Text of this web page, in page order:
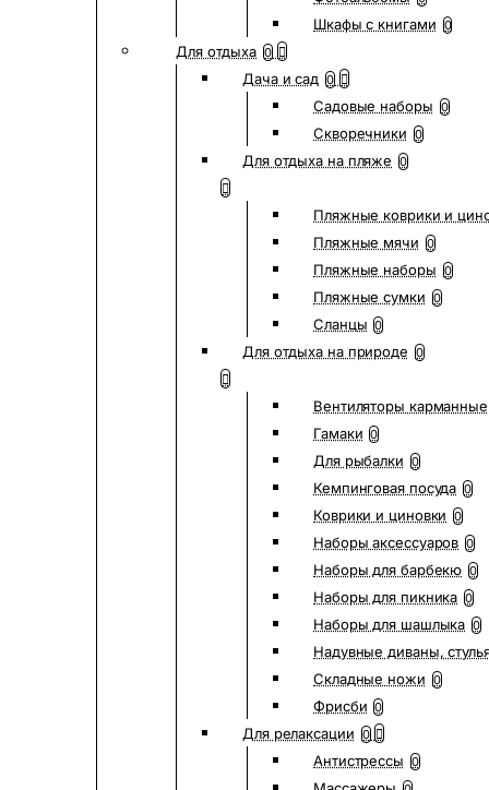
Шкафы с книгами 0
Для отдыха 0
Дача и сад 0
Садовые наборы 0
Скворечники 0
Для отдыха на пляже 0
Пляжные коврики и
Пляжные мячи 0
Пляжные наборы 0
Пляжные сумки 0
Сланцы 0
Для отдыха на природе 0
Вентиляторы карманные
Гамаки 0
Для рыбалки 0
Кемпинговая посуда 0
Коврики и циновки 0
Наборы аксессуаров 0
Наборы для барбекю 0
Наборы для пикника 0
Наборы для шашлыка 0
Надувные диваны,
Складные ножи 0
Фрисби 0
Для релаксации 0
Антистрессы 0